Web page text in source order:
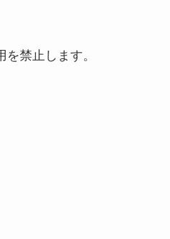
禁止します。